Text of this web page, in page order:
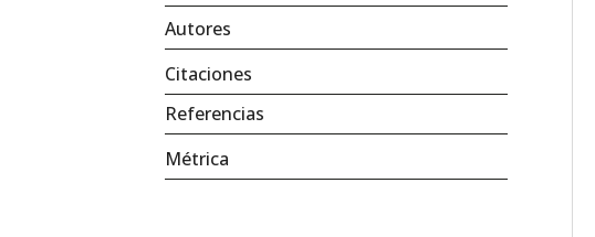
Autores
Citaciones
Referencias
Métrica